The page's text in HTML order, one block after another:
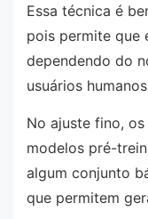
Essa técnica é
pois permite que
dependendo do
usuários
No ajuste fino,
modelos pré-
algum conjunto
que permitem